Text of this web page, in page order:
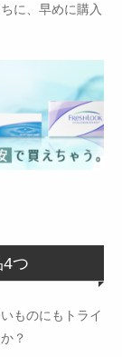
に、早めに購入
つ
ものにもトライ
？